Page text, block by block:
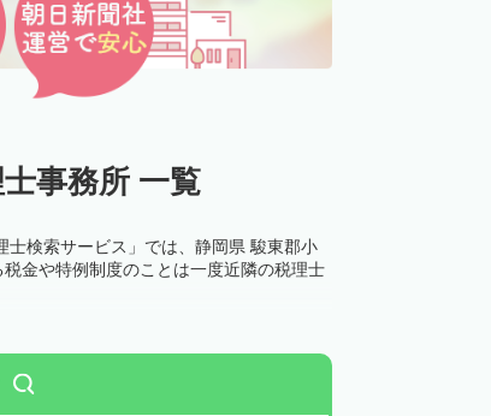
事務所 一覧
検索サービス」では、静岡県 駿東郡小
金や特例制度のことは一度近隣の税理士